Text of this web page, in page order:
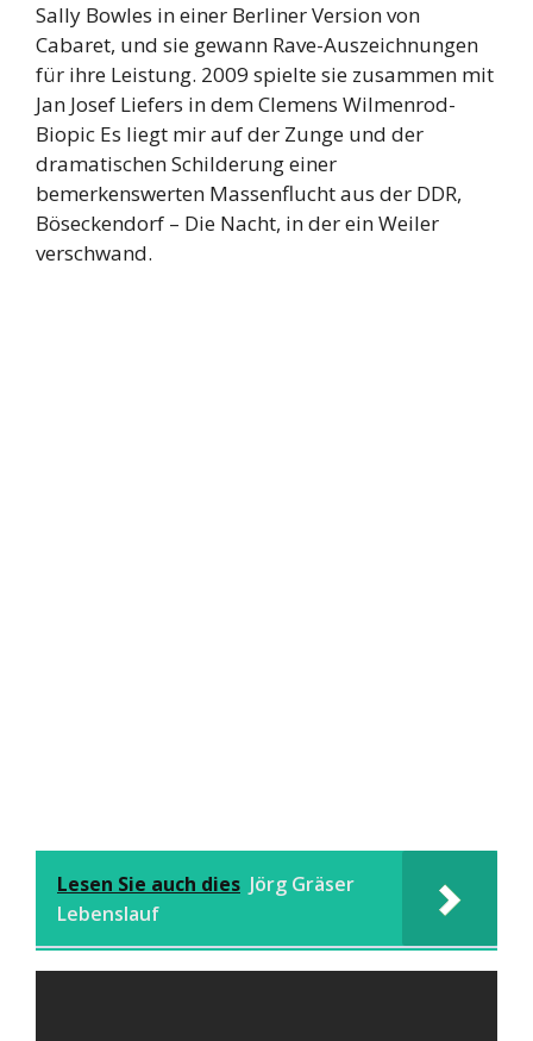
Sally Bowles in einer Berliner Version von
Cabaret, und sie gewann Rave-Auszeichnungen
für ihre Leistung. 2009 spielte sie zusammen mit
Jan Josef Liefers in dem Clemens Wilmenrod-
Biopic Es liegt mir auf der Zunge und der
dramatischen Schilderung einer
bemerkenswerten Massenflucht aus der DDR,
Böseckendorf – Die Nacht, in der ein Weiler
verschwand.
Lesen Sie auch dies Jörg Gräser
Lebenslauf